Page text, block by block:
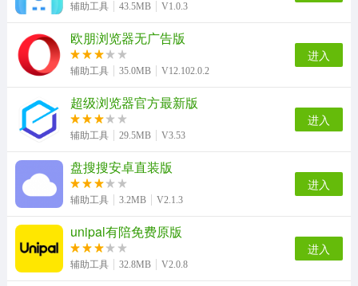
屏保壁纸大全无广告版 蓝光浏览器官方正版
辅助工具 43.5MB V1.0.3
欧朋浏览器无广告版
辅助工具 35.0MB V12.102.0.2
进入
超级浏览器官方最新版
辅助工具 29.5MB V3.53
进入
盘搜搜安卓直装版
辅助工具 3.2MB V2.1.3
进入
unipal有陪免费原版
辅助工具 32.8MB V2.0.8
进入